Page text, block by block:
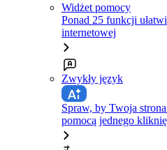
Widżet pomocy
Ponad 25 funkcji
internetowej
Zwykły język
Spraw, by Twoja
pomocą jednego